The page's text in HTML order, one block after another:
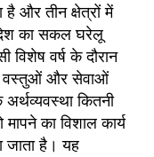
है और तीन क्षेत्रों में
देश का सकल घरेलू
विशेष वर्ष के दौरान
वस्तुओं और सेवाओं
कितनी
का विशाल कार्य
जाता है। यह